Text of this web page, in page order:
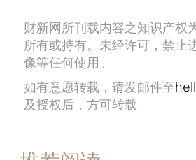
财新网所刊载内容之知识产权
所有或持有。未经许可，禁止
像等任何使用。
如有意愿转载，请发邮件至
及授权后，方可转载。